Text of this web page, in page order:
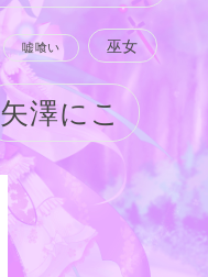
嘘喰い 巫女
矢澤にこ